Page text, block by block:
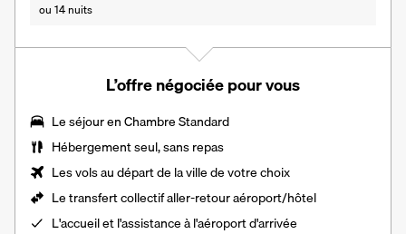
ou 14 nuits
L’offre négociée pour vous
Le séjour enChambre Standard
Hébergement seul, sans repas
Les vols au départ de la ville de votre choix
Le transfert collectif aller-retour aéroport/hôtel
L'accueil et l'assistance à l'aéroport d'arrivée